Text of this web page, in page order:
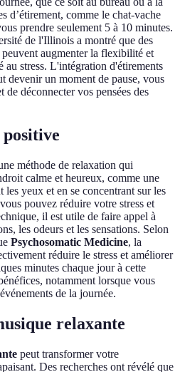
d’étirement, comme le chat-vache
prendre seulement 5 à 10 minutes.
de l'Illinois a montré que des
peuvent augmenter la flexibilité et
stress. L'intégration d'étirements
devenir un moment de pause, vous
de déconnecter vos pensées des
méthode de relaxation qui
calme et heureux, comme une
yeux et en se concentrant sur les
pouvez réduire votre stress et
il est utile de faire appel à
les odeurs et les sensations. Selon
Psychosomatic Medicine, la
réduire le stress et améliorer
minutes chaque jour à cette
notamment lorsque vous
de la journée.
relaxante
peut transformer votre
Des recherches ont révélé que